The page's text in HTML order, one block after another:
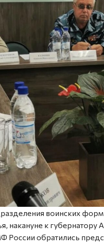
воинских
накануне к губернатору
обратились